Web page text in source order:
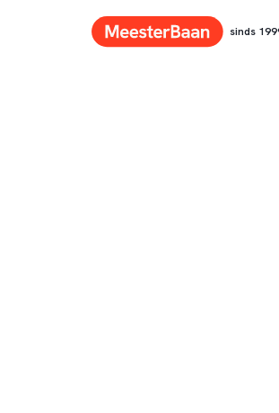
sinds